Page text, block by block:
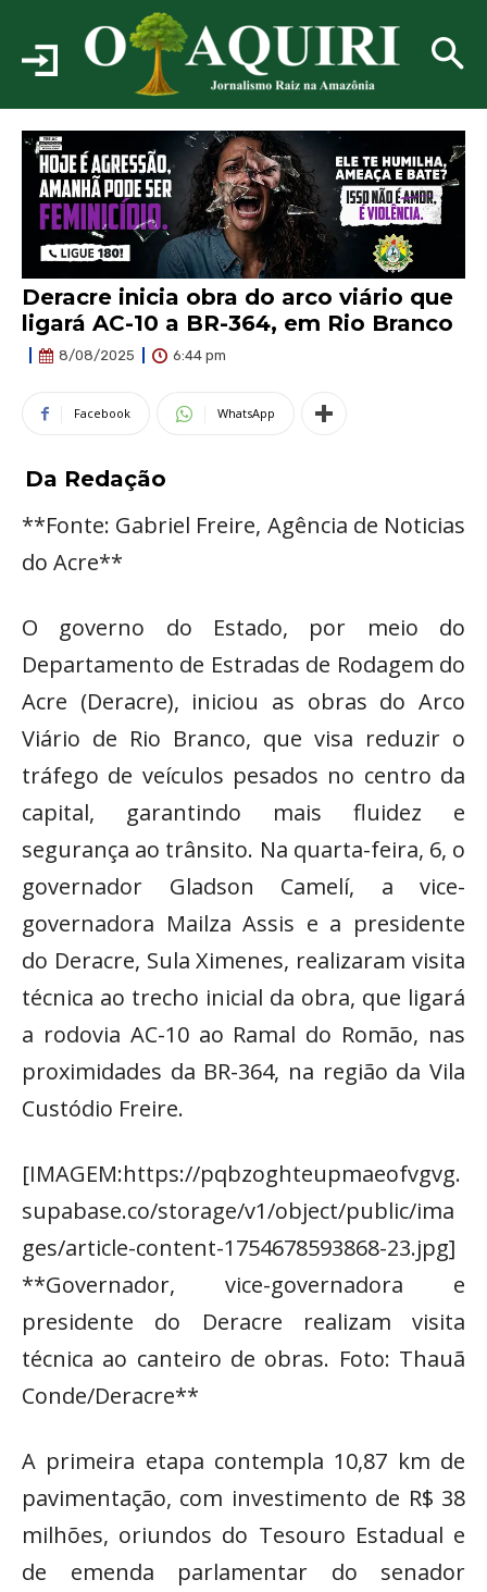
Deracre inicia obra do arco viário que
ligará AC-10 a BR-364, em Rio Branco
8/08/2025 6:44 pm
Facebook WhatsApp
Da Redação
**Fonte: Gabriel Freire, Agência de Noticias
do Acre**
O governo do Estado, por meio do
Departamento de Estradas de Rodagem do
Acre (Deracre), iniciou as obras do Arco
Viário de Rio Branco, que visa reduzir o
tráfego de veículos pesados no centro da
capital, garantindo mais fluidez e
segurança ao trânsito. Na quarta-feira, 6, o
governador Gladson Camelí, a vice-
governadora Mailza Assis e a presidente
do Deracre, Sula Ximenes, realizaram visita
técnica ao trecho inicial da obra, que ligará
a rodovia AC-10 ao Ramal do Romão, nas
proximidades da BR-364, na região da Vila
Custódio Freire.
[IMAGEM:https://pqbzoghteupmaeofvgvg.
supabase.co/storage/v1/object/public/ima
ges/article-content-1754678593868-23.jpg]
**Governador, vice-governadora e
presidente do Deracre realizam visita
técnica ao canteiro de obras. Foto: Thauã
Conde/Deracre**
A primeira etapa contempla 10,87 km de
pavimentação, com investimento de R$ 38
milhões, oriundos do Tesouro Estadual e
de emenda parlamentar do senador